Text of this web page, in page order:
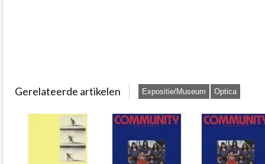
Gerelateerde artikelen Expositie/Museum Optica